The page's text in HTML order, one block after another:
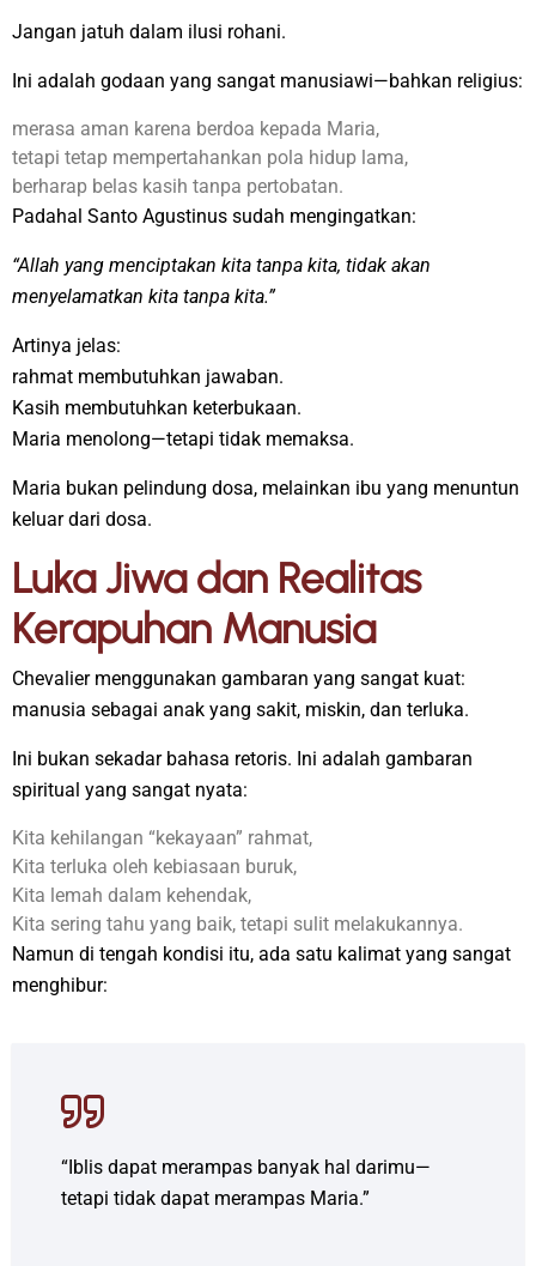
Jangan jatuh dalam ilusi rohani.
Ini adalah godaan yang sangat manusiawi—bahkan religius:
merasa aman karena berdoa kepada Maria,
tetapi tetap mempertahankan pola hidup lama,
berharap belas kasih tanpa pertobatan.
Padahal Santo Agustinus sudah mengingatkan:
“Allah yang menciptakan kita tanpa kita, tidak akan
menyelamatkan kita tanpa kita.”
Artinya jelas:
rahmat membutuhkan jawaban.
Kasih membutuhkan keterbukaan.
Maria menolong—tetapi tidak memaksa.
Maria bukan pelindung dosa, melainkan ibu yang menuntun
keluar dari dosa.
Luka Jiwa dan Realitas
Kerapuhan Manusia
Chevalier menggunakan gambaran yang sangat kuat:
manusia sebagai anak yang sakit, miskin, dan terluka.
Ini bukan sekadar bahasa retoris. Ini adalah gambaran
spiritual yang sangat nyata:
Kita kehilangan “kekayaan” rahmat,
Kita terluka oleh kebiasaan buruk,
Kita lemah dalam kehendak,
Kita sering tahu yang baik, tetapi sulit melakukannya.
Namun di tengah kondisi itu, ada satu kalimat yang sangat
menghibur:
“Iblis dapat merampas banyak hal darimu—
tetapi tidak dapat merampas Maria.”